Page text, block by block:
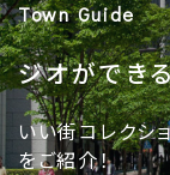
Town Guide
ジオができ
いい街コレクシ
をご紹介！